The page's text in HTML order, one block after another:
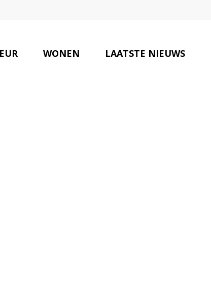
WONEN LAATSTE NIEUWS